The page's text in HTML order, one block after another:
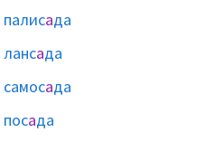
палисада
лансада
самосада
посада